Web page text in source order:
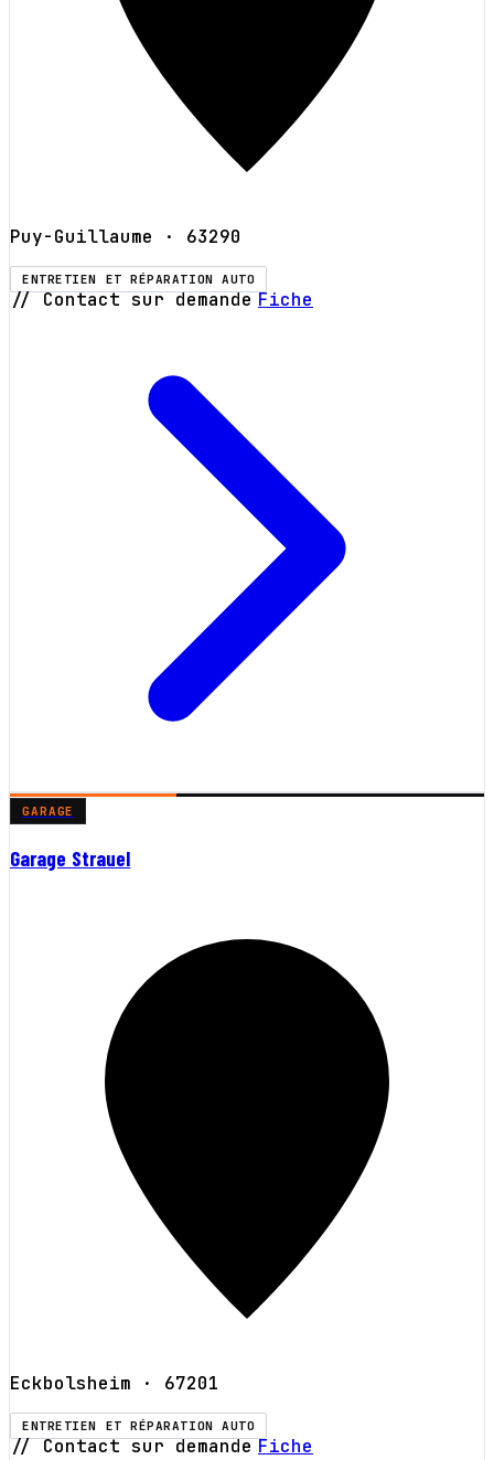
Puy-Guillaume · 63290
ENTRETIEN ET RÉPARATION AUTO
// Contact sur demande Fiche
GARAGE
Garage Strauel
Eckbolsheim · 67201
ENTRETIEN ET RÉPARATION AUTO
// Contact sur demande Fiche